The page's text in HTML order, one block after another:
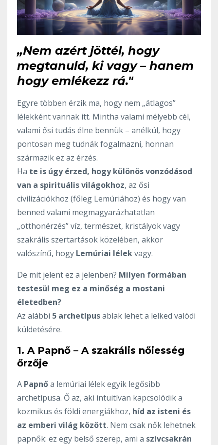
„Nem azért jöttél, hogy
megtanuld, ki vagy – hanem
hogy emlékezz rá."
Egyre többen érzik ma, hogy nem „átlagos”
lélekként vannak itt. Mintha valami mélyebb cél,
valami ősi tudás élne bennük – anélkül, hogy
pontosan meg tudnák fogalmazni, honnan
származik ez az érzés.
Ha te is úgy érzed, hogy különös vonzódásod
van a spirituális világokhoz, az ősi
civilizációkhoz (főleg Lemúriához) és hogy van
benned valami megmagyarázhatatlan
„otthonérzés” víz, természet, kristályok vagy
szakrális szertartások közelében, akkor
valószínű, hogy Lemúriai lélekvagy.
De mit jelent ez a jelenben? Milyen formában
testesül meg ez a minőség a mostani
életedben?
Az alábbi 5 archetípusablak lehet a lelked valódi
küldetésére.
1. A Papnő – A szakrális nőiesség
őrzője
A Papnőa lemúriai lélek egyik legősibb
archetípusa. Ő az, aki intuitívan kapcsolódik a
kozmikus és földi energiákhoz, híd az isteni és
az emberi világ között. Nem csak nők lehetnek
papnők: ez egy belső szerep, ami a szívcsakrán